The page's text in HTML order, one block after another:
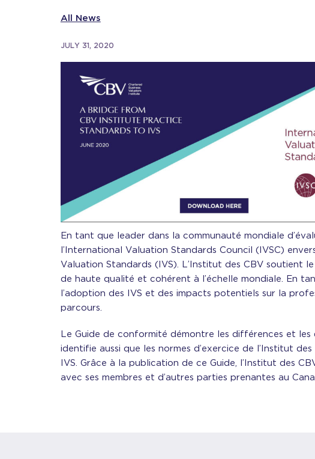
All News
JULY 31, 2020
En tant que leader dans la communauté mondiale
l’International Valuation Standards Council (IVSC)
Valuation Standards (IVS). L’Institut des CBV soutient
de haute qualité et cohérent à l’échelle mondiale. En
l’adoption des IVS et des impacts potentiels sur la
parcours.
Le Guide de conformité démontre les différences et les
identifie aussi que les normes d’exercice de l’Institut
IVS. Grâce à la publication de ce Guide, l’Institut des
avec ses membres et d’autres parties prenantes au